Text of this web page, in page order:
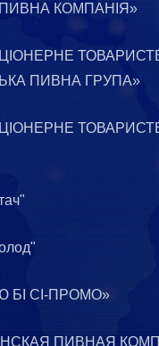
КОМПАНІЯ»
ПИВНА ГРУПА»
БІ СІ-ПРОМО»
ПИВНАЯ